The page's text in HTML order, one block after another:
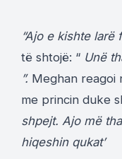
“Ajo e kishte larë
të shtojë: “ Unë
”. Meghan reagoi
me princin duke
shpejt. Ajo më
hiqeshin qukat’